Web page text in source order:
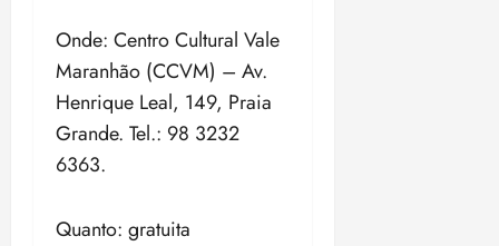
Onde: Centro Cultural Vale
Maranhão (CCVM) – Av.
Henrique Leal, 149, Praia
Grande. Tel.: 98 3232
6363.
Quanto: gratuita